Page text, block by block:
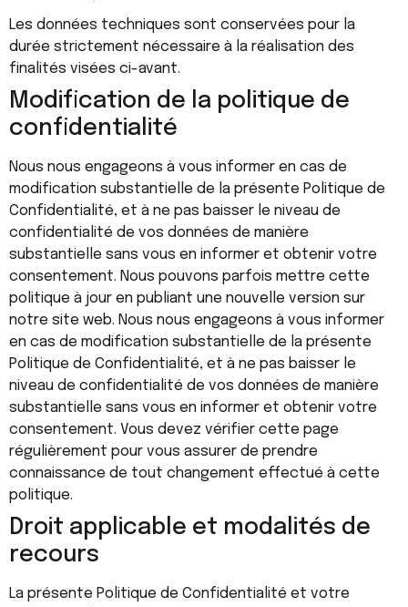
Les données techniques sont conservées pour la
durée strictement nécessaire à la réalisation des
finalités visées ci-avant.
Modification de la politique de
confidentialité
Nous nous engageons à vous informer en cas de
modification substantielle de la présente Politique de
Confidentialité, et à ne pas baisser le niveau de
confidentialité de vos données de manière
substantielle sans vous en informer et obtenir votre
consentement. Nous pouvons parfois mettre cette
politique à jour en publiant une nouvelle version sur
notre site web. Nous nous engageons à vous informer
en cas de modification substantielle de la présente
Politique de Confidentialité, et à ne pas baisser le
niveau de confidentialité de vos données de manière
substantielle sans vous en informer et obtenir votre
consentement. Vous devez vérifier cette page
régulièrement pour vous assurer de prendre
connaissance de tout changement effectué à cette
politique.
Droit applicable et modalités de
recours
La présente Politique de Confidentialité et votre